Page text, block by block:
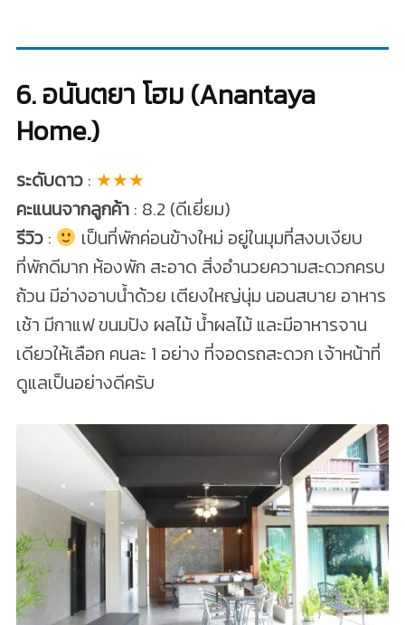
6. อนันตยา โฮม (Anantaya
Home.)
ระดับดาว: ★★★
คะแนนจากลูกค้า: 8.2 (ดีเยี่ยม)
รีวิว:
เป็นที่พักค่อนข้างใหม่ อยู่ในมุมที่สงบเงียบ
ที่พักดีมาก ห้องพัก สะอาด สิ่งอำนวยความสะดวกครบ
ถ้วน มีอ่างอาบน้ำด้วย เตียงใหญ่นุ่ม นอนสบาย อาหาร
เช้า มีกาแฟ ขนมปัง ผลไม้ น้ำผลไม้ และมีอาหารจาน
เดียวให้เลือก คนละ 1 อย่าง ที่จอดรถสะดวก เจ้าหน้าที่
ดูแลเป็นอย่างดีครับ